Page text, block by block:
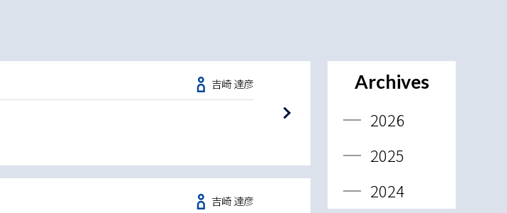
吉崎 達彦
吉崎 達彦
Archives
2026
2025
2024